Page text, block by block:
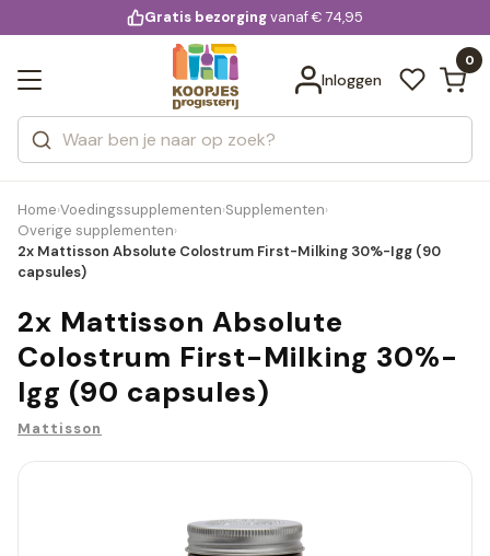
voor 20:00 uur besteld
Gratis bezorgingvanaf € 74,95
Inloggen
0
Zoeken
Categorieën
Merken
Bekijk alle resultaten
Home›Voedingssupplementen›Supplementen›
Overige supplementen›
2x Mattisson Absolute Colostrum First-Milking 30%-Igg (90
capsules)
2x Mattisson Absolute
Colostrum First-Milking 30%-
Igg (90 capsules)
Mattisson